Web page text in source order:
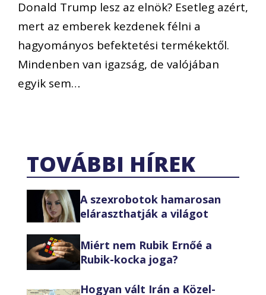
Donald Trump lesz az elnök? Esetleg azért,
mert az emberek kezdenek félni a
hagyományos befektetési termékektől.
Mindenben van igazság, de valójában
egyik sem…
TOVÁBBI HÍREK
A szexrobotok hamarosan
eláraszthatják a világot
Miért nem Rubik Ernőé a
Rubik-kocka joga?
Hogyan vált Irán a Közel-